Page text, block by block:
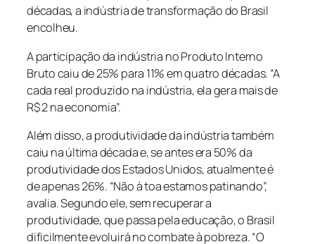
décadas, a indústria de transformação do Brasil
encolheu.
A participação da indústria no Produto Interno
Bruto caiu de 25% para 11% em quatro décadas. “A
cada real produzido na indústria, ela gera mais de
R$ 2 na economia”.
Além disso, a produtividade da indústria também
caiu na última década e, se antes era 50% da
produtividade dos Estados Unidos, atualmente é
de apenas 26%. “Não à toa estamos patinando”,
avalia. Segundo ele, sem recuperar a
produtividade, que passa pela educação, o Brasil
dificilmente evoluirá no combate à pobreza. “O